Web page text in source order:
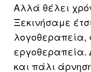
Αλλά θέλει
Ξεκινήσαμε
λογοθεραπεία,
εργοθεραπεία.
και πάλι